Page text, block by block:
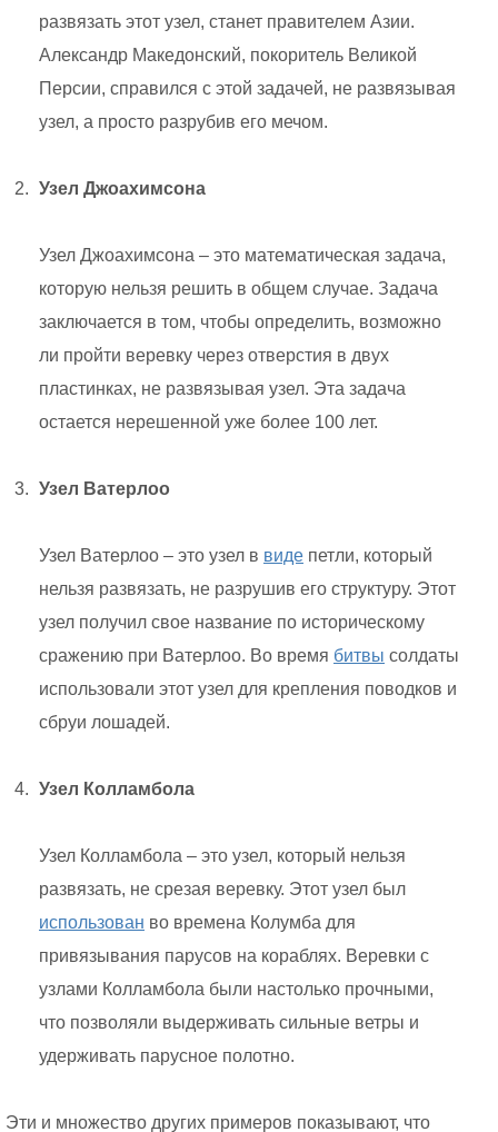
развязать этот узел, станет правителем Азии.
Александр Македонский, покоритель Великой
Персии, справился с этой задачей, не развязывая
узел, а просто разрубив его мечом.
Узел Джоахимсона
Узел Джоахимсона – это математическая задача,
которую нельзя решить в общем случае. Задача
заключается в том, чтобы определить, возможно
ли пройти веревку через отверстия в двух
пластинках, не развязывая узел. Эта задача
остается нерешенной уже более 100 лет.
Узел Ватерлоо
Узел Ватерлоо – это узел в виде петли, который
нельзя развязать, не разрушив его структуру. Этот
узел получил свое название по историческому
сражению при Ватерлоо. Во время битвы солдаты
использовали этот узел для крепления поводков и
сбруи лошадей.
Узел Колламбола
Узел Колламбола – это узел, который нельзя
развязать, не срезая веревку. Этот узел был
использован во времена Колумба для
привязывания парусов на кораблях. Веревки с
узлами Колламбола были настолько прочными,
что позволяли выдерживать сильные ветры и
удерживать парусное полотно.
Эти и множество других примеров показывают, что